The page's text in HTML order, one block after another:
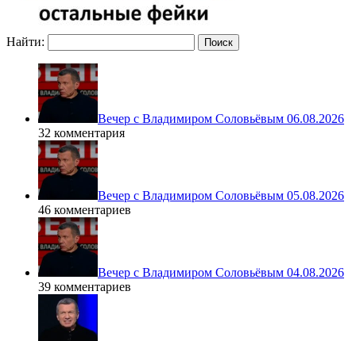
Найти:
Вечер с Владимиром Соловьёвым 06.08.2026
32 комментария
Вечер с Владимиром Соловьёвым 05.08.2026
46 комментариев
Вечер с Владимиром Соловьёвым 04.08.2026
39 комментариев